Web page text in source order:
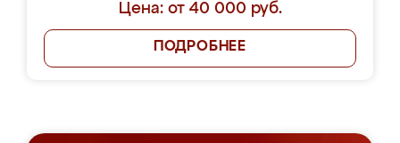
Цена: от 40 000 руб.
ПОДРОБНЕЕ